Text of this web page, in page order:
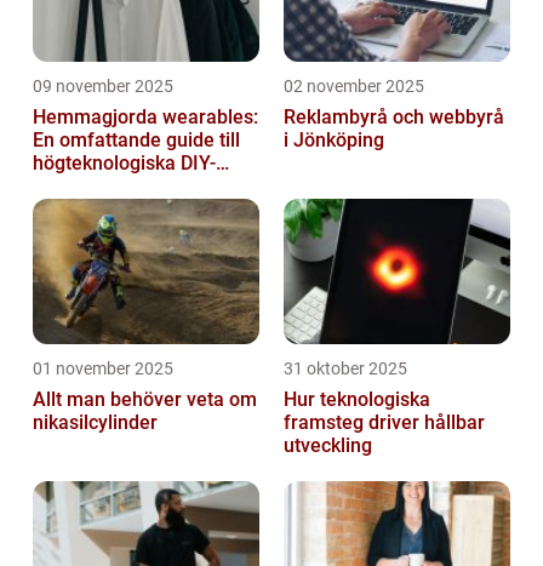
09 november 2025
Hemmagjorda wearables:
En omfattande guide till
högteknologiska DIY-
02 november 2025
Reklambyrå och webbyrå
i Jönköping
01 november 2025
Allt man behöver veta om
nikasilcylinder
31 oktober 2025
Hur teknologiska
framsteg driver hållbar
utveckling